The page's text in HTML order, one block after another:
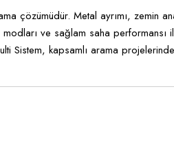
çözümüdür. Metal ayrımı, zemin
ve sağlam saha
Sistem, kapsamlı arama